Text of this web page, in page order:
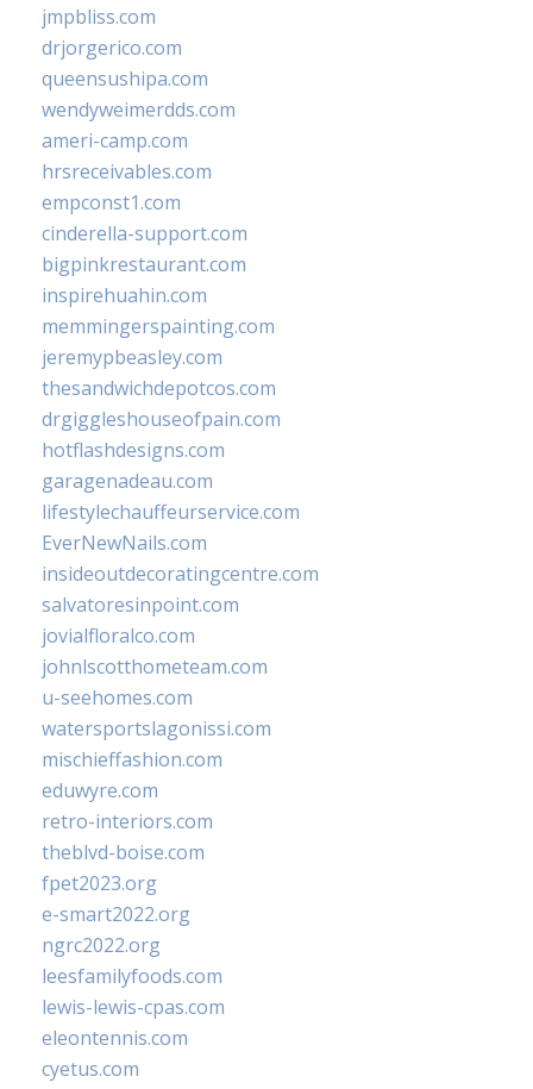
jmpbliss.com
drjorgerico.com
queensushipa.com
wendyweimerdds.com
ameri-camp.com
hrsreceivables.com
empconst1.com
cinderella-support.com
bigpinkrestaurant.com
inspirehuahin.com
memmingerspainting.com
jeremypbeasley.com
thesandwichdepotcos.com
drgiggleshouseofpain.com
hotflashdesigns.com
garagenadeau.com
lifestylechauffeurservice.com
EverNewNails.com
insideoutdecoratingcentre.com
salvatoresinpoint.com
jovialfloralco.com
johnlscotthometeam.com
u-seehomes.com
watersportslagonissi.com
mischieffashion.com
eduwyre.com
retro-interiors.com
theblvd-boise.com
fpet2023.org
e-smart2022.org
ngrc2022.org
leesfamilyfoods.com
lewis-lewis-cpas.com
eleontennis.com
cyetus.com